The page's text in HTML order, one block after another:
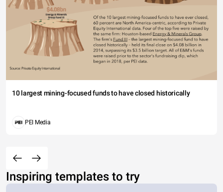
10 largest mining-focused funds to have closed historically
PEI Media
Inspiring templates to try